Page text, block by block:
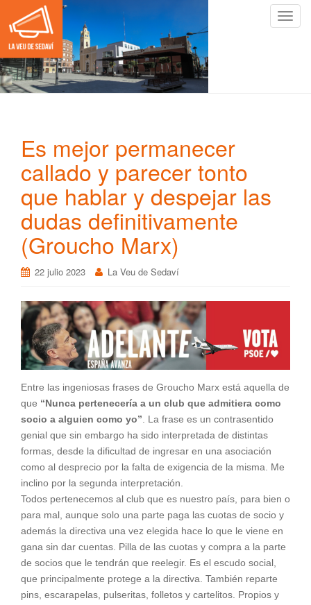
C
Es mejor permanecer
callado y parecer tonto
que hablar y despejar las
dudas definitivamente
(Groucho Marx)
22 julio 2023 La Veu de Sedaví
Entre las ingeniosas frases de Groucho Marx está aquella de
que “Nunca pertenecería a un club que admitiera como
socio a alguien como yo” . La frase es un contrasentido
genial que sin embargo ha sido interpretada de distintas
formas, desde la dificultad de ingresar en una asociación
como al desprecio por la falta de exigencia de la misma. Me
inclino por la segunda interpretación.
Todos pertenecemos al club que es nuestro país, para bien o
para mal, aunque solo una parte paga las cuotas de socio y
además la directiva una vez elegida hace lo que le viene en
gana sin dar cuentas. Pilla de las cuotas y compra a la parte
de socios que le tendrán que reelegir. Es el escudo social,
que principalmente protege a la directiva. También reparte
pins, escarapelas, pulseritas, folletos y cartelitos. Propios y